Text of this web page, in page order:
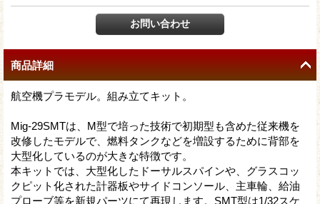
商品詳細
航空機プラモデル。組み立てキット。
Mig-29SMTは、M型で培った技術で初期型も含めた従来機を
改修したモデルで、燃料タンクなどを増設するために背部を
大型化しているのが大きな特徴です。
本キットでは、大型化したドーサルスパインや、グラスコッ
クピット化された計器板やサイドコンソール、主車輪、給油
プローブ等を新規パーツにて再現します。SMT型は1/32スケ